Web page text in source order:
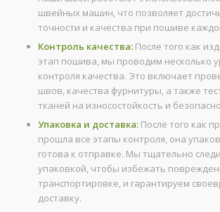
швейных машин, что позволяет
точности и качества при пошиве
Контроль качества:После того как
этап пошива, мы проводим несколько
контроля качества. Это включает
швов, качества фурнитуры, а также
тканей на износостойкость и
Упаковка и доставка:После того как
прошла все этапы контроля, она
готова к отправке. Мы тщательно
упаковкой, чтобы избежать
транспортировке, и гарантируем
доставку.